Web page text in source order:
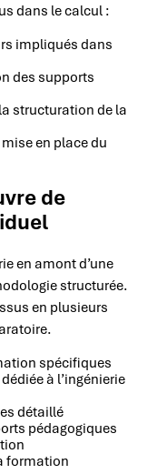
dans le calcul :
impliqués dans
des supports
structuration de la
en place du
de
en amont d’une
structurée.
en plusieurs
spécifiques
à l’ingénierie
détaillé
pédagogiques
formation